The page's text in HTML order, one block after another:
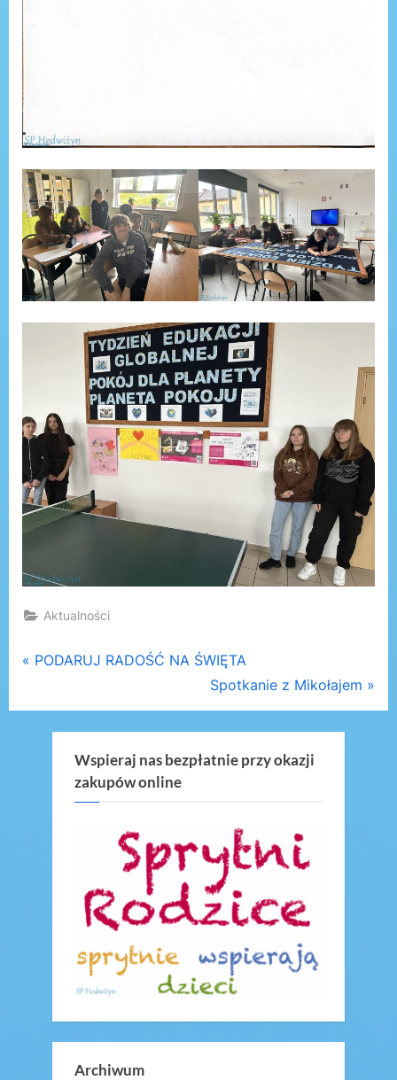
Aktualności
Nawigacja
P
e
PODARUJ RADOŚĆ NA ŚWIĘTA
N
e
x
t
t
:
Spotkanie z Mikołajem
Wspieraj nas bezpłatnie przy okazji
zakupów online
Archiwum